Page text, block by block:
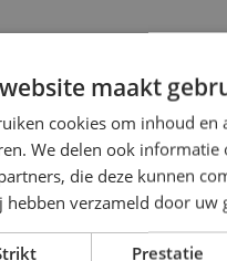
in Rotterdam
die geschikt zijn voor
meter water per uur
bieden.
maakt
cookies om inhoud
We delen ook
die deze kunnen
hebben verzameld door uw
Prestatie